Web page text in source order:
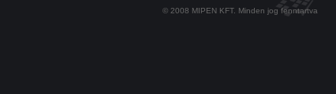
© 2008 MIPEN KFT. Minden jog fenntartva